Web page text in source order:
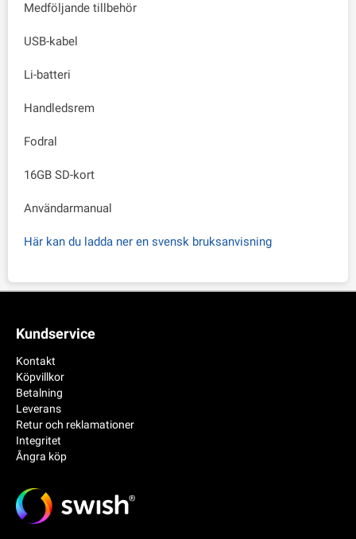
Medföljande tillbehör
USB-kabel
Li-batteri
Handledsrem
Fodral
16GB SD-kort
Användarmanual
Här kan du ladda ner en svensk bruksanvisning
Kundservice
Kontakt
Köpvillkor
Betalning
Leverans
Retur och reklamationer
Integritet
Ångra köp